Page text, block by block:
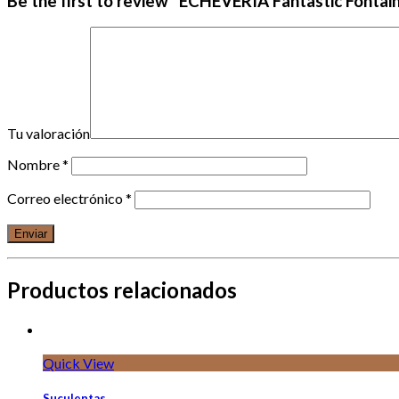
Tu valoración
Nombre*
Correo electrónico*
Productos relacionados
Quick View